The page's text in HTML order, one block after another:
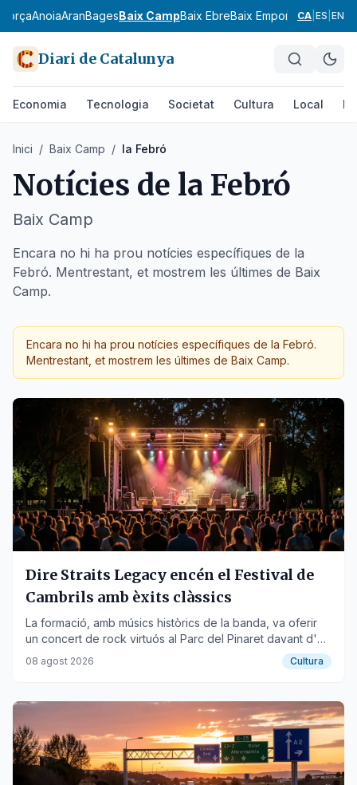
AnoiaAranBagesBaix CampBaix EbreBaix EmpordàBaix
CA ES EN
Diari de Catalunya
Economia Tecnologia Societat Cultura Local
Inici / Baix Camp / la Febró
Notícies de la Febró
Baix Camp
Encara no hi ha prou notícies específiques de la
Febró. Mentrestant, et mostrem les últimes de Baix
Camp.
Encara no hi ha prou notícies específiques de la Febró.
Mentrestant, et mostrem les últimes de Baix Camp.
Dire Straits Legacy encén el Festival de
Cambrils amb èxits clàssics
La formació, amb músics històrics de la banda, va oferir
un concert de rock virtuós al Parc del Pinaret davant d'un
públic entregat.
08 agost 2026 Cultura